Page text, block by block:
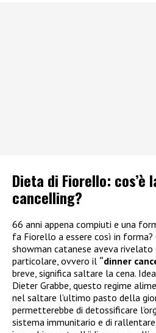
Dieta di Fiorello: cos’è
cancelling?
66 anni appena compiuti e una
fa Fiorello a essere così in
showman catanese aveva rivelato
particolare, ovvero il “dinner
breve, significa saltare la cena.
Dieter Grabbe, questo regime
nel saltare l’ultimo pasto della
permetterebbe di detossificare
sistema immunitario e di rallentare